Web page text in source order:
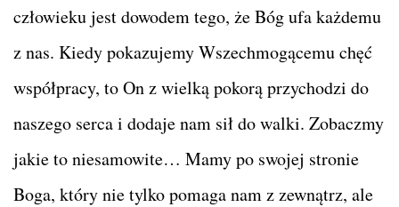
człowieku jest dowodem tego, że Bóg ufa każdemu
z nas. Kiedy pokazujemy Wszechmogącemu chęć
współpracy, to On z wielką pokorą przychodzi do
naszego serca i dodaje nam sił do walki. Zobaczmy
jakie to niesamowite… Mamy po swojej stronie
Boga, który nie tylko pomaga nam z zewnątrz, ale